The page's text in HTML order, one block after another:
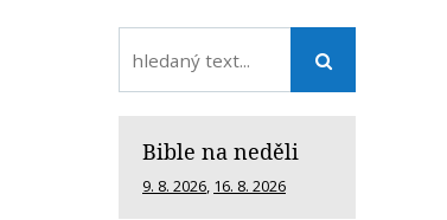
Bible na neděli
9. 8. 2026, 16. 8. 2026